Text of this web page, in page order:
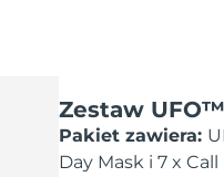
Zestaw
Pakiet zawiera:
Day Mask i 7 x